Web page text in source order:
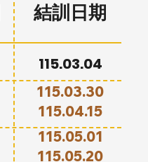
結訓日期
​115.03.04
115.03.30
115.04.15
115.05.01
115.05.20